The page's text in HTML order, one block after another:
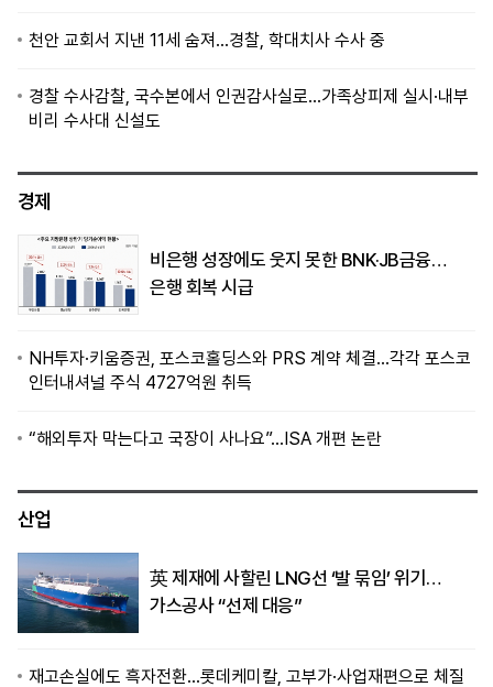
천안 교회서 지낸 11세 숨져…경찰, 학대치사 수사 중
경찰 수사감찰, 국수본에서 인권감사실로…가족상피제 실시·내부
비리 수사대 신설도
경제
비은행 성장에도 웃지 못한 BNK·JB금융…
은행 회복 시급
NH투자·키움증권, 포스코홀딩스와 PRS 계약 체결…각각 포스코
인터내셔널 주식 4727억원 취득
“해외투자 막는다고 국장이 사나요”…ISA 개편 논란
산업
英 제재에 사할린 LNG선 ‘발 묶임’ 위기…
가스공사 “선제 대응”
재고손실에도 흑자전환…롯데케미칼, 고부가·사업재편으로 체질